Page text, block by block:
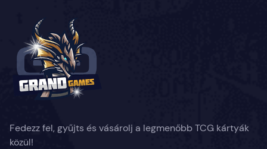
Fedezz fel, gyűjts és vásárolj a legmenőbb TCG kártyák
közül!